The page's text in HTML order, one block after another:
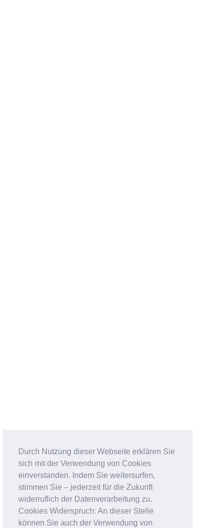
Durch Nutzung dieser Webseite erklären Sie
sich mit der Verwendung von Cookies
einverstanden. Indem Sie weitersurfen,
stimmen Sie – jederzeit für die Zukunft
widerruflich der Datenverarbeitung zu.
Cookies Widerspruch: An dieser Stelle
können Sie auch der Verwendung von